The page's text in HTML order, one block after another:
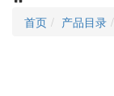
首页 产品目录